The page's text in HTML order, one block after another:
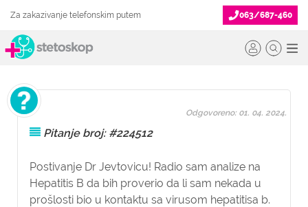
Za zakazivanje telefonskim putem 063/687-460
Pitanje broj: #224512
Postivanje Dr Jevtovicu! Radio sam analize na
Hepatitis B da bih proverio da li sam nekada u
prošlosti bio u kontaktu sa virusom hepatitisa b.
Odgovoreno: 01. 04. 2024.